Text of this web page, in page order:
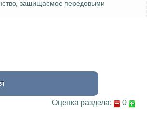
защищаемое передовыми
Оценка раздела: 0